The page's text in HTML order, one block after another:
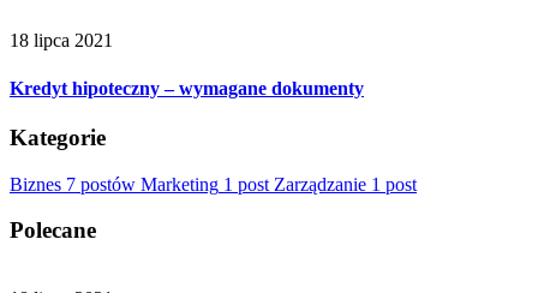
18 lipca 2021
Kredyt hipoteczny – wymagane dokumenty
Kategorie
Biznes 7 postów Marketing 1 post Zarządzanie 1 post
Polecane